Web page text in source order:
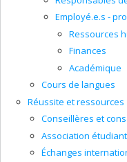
Employé.e.s -
Ressources
Finances
Académique
Cours de langues
Réussite et ressources
Conseillères et
Association
Échanges